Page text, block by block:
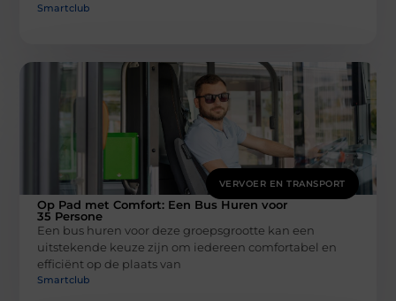
Smartclub
VERVOER EN TRANSPORT
Op Pad met Comfort: Een Bus Huren voor
35 Persone
Een bus huren voor deze groepsgrootte kan een
uitstekende keuze zijn om iedereen comfortabel en
efficiënt op de plaats van
Smartclub